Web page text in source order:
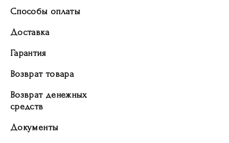
Способы оплаты
Доставка
Гарантия
Возврат товара
Возврат денежных
средств
Документы